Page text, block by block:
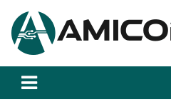
a
Amicopc.com